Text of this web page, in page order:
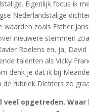
Eigenlijk focus ik
Nederlandstalige
waarden zoals Esther
nieuwere stemmen
Roelens en, ja,
talenten als Vicky
denk je dat ik bij
de rubriek Dichters zo
veel opgetreden. Waar